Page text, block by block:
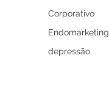
Corporativo
Endomarketing
depressão